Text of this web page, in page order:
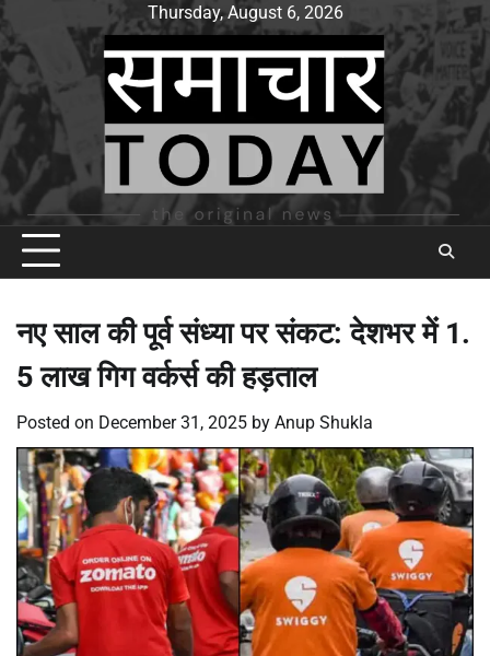
Skip
to
content
Thursday, August 6, 2026
नए साल की पूर्व संध्या पर संकट: देशभर में 1.
5 लाख गिग वर्कर्स की हड़ताल
Posted on December 31, 2025 by Anup Shukla